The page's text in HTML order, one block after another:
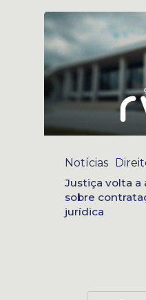
Notícias
Justiça volta a
sobre
jurídica